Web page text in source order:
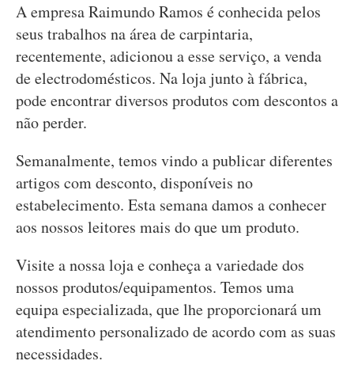
A empresa Raimundo Ramos é conhecida pelos
seus trabalhos na área de carpintaria,
recentemente, adicionou a esse serviço, a venda
de electrodomésticos. Na loja junto à fábrica,
pode encontrar diversos produtos com descontos a
não perder.
Semanalmente, temos vindo a publicar diferentes
artigos com desconto, disponíveis no
estabelecimento. Esta semana damos a conhecer
aos nossos leitores mais do que um produto.
Visite a nossa loja e conheça a variedade dos
nossos produtos/equipamentos. Temos uma
equipa especializada, que lhe proporcionará um
atendimento personalizado de acordo com as suas
necessidades.